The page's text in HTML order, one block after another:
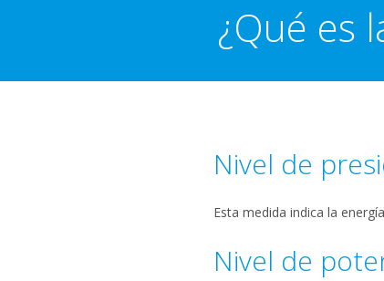
¿Qué es
Nivel de
Esta medida indica la
Nivel de